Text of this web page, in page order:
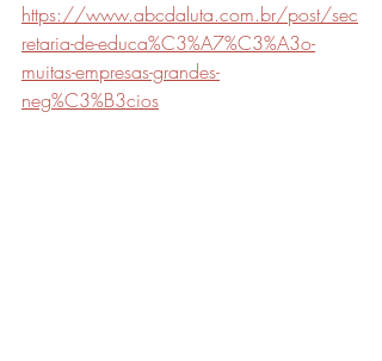
https://www.abcdaluta.com.br/post/sec
retaria-de-educa%C3%A7%C3%A3o-
muitas-empresas-grandes-
neg%C3%B3cios